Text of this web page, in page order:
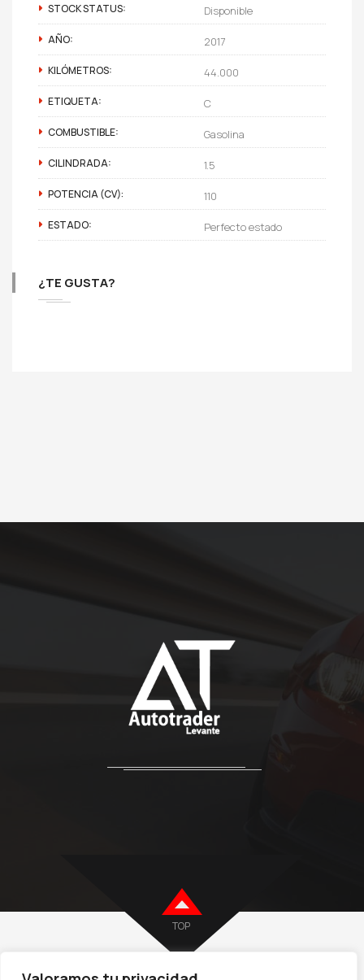
STOCK STATUS: Disponible
AÑO: 2017
KILÓMETROS: 44.000
ETIQUETA: C
COMBUSTIBLE: Gasolina
CILINDRADA: 1.5
POTENCIA (CV): 110
ESTADO: Perfecto estado
¿TE GUSTA?
TOP